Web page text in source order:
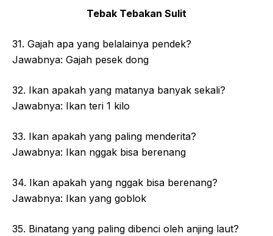
Tebak Tebakan Sulit
31. Gajah apa yang belalainya pendek?
Jawabnya: Gajah pesek dong
32. Ikan apakah yang matanya banyak sekali?
Jawabnya: Ikan teri 1 kilo
33. Ikan apakah yang paling menderita?
Jawabnya: Ikan nggak bisa berenang
34. Ikan apakah yang nggak bisa berenang?
Jawabnya: Ikan yang goblok
35. Binatang yang paling dibenci oleh anjing laut?